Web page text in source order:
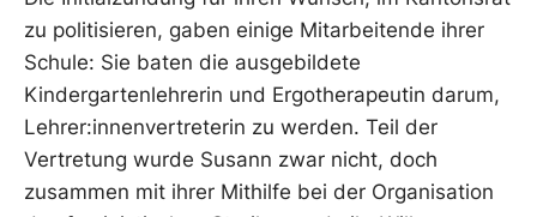
zu politisieren, gaben einige Mitarbeitende ihrer
Schule: Sie baten die ausgebildete
Kindergartenlehrerin und Ergotherapeutin darum,
Lehrer:innenvertreterin zu werden. Teil der
Vertretung wurde Susann zwar nicht, doch
zusammen mit ihrer Mithilfe bei der Organisation